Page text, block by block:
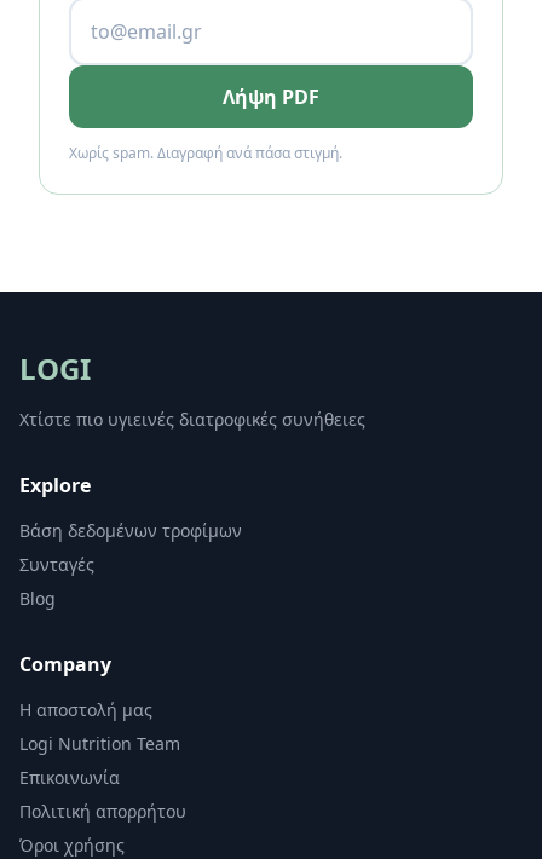
Λήψη PDF
Χωρίς spam. Διαγραφή ανά πάσα στιγμή.
LOGI
Χτίστε πιο υγιεινές διατροφικές συνήθειες
Explore
Βάση δεδομένων τροφίμων
Συνταγές
Blog
Company
Η αποστολή μας
Logi Nutrition Team
Επικοινωνία
Πολιτική απορρήτου
Όροι χρήσης